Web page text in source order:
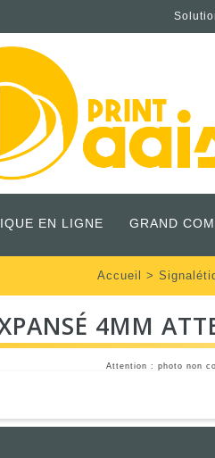
EN LIGNE GRAND
Accueil >
4MM
Attention : photo non